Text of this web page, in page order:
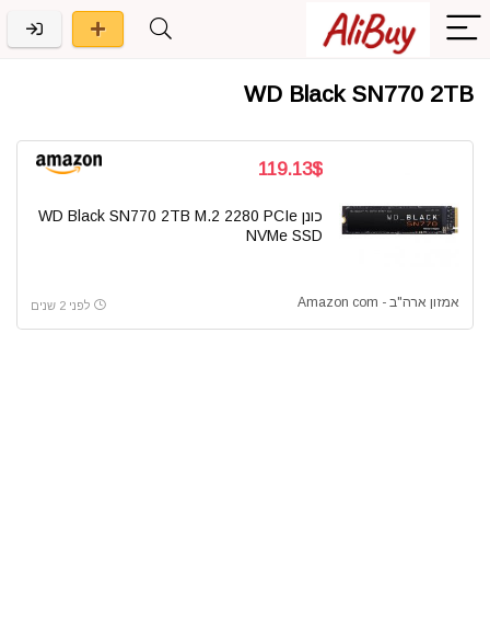
WD Black SN770 2TB
119.13$
כונן WD Black SN770 2TB M.2 2280 PCIe
NVMe SSD
אמזון ארה"ב - Amazon com לפני 2 שנים